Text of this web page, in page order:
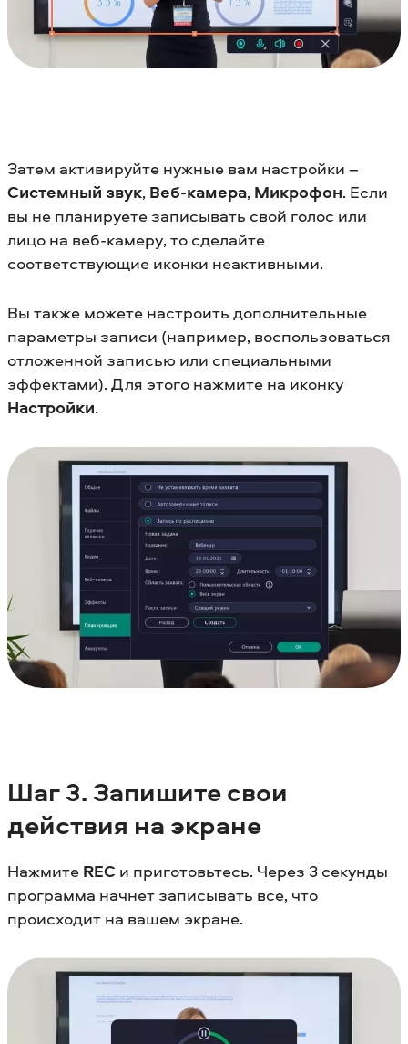
Затем активируйте нужные вам настройки –
Системный звук, Веб-камера, Микрофон. Если
вы не планируете записывать свой голос или
лицо на веб-камеру, то сделайте
соответствующие иконки неактивными.
Вы также можете настроить дополнительные
параметры записи (например, воспользоваться
отложенной записью или специальными
эффектами). Для этого нажмите на иконку
Настройки.
Шаг3. Запишите свои
действия на экране
Нажмите REC и приготовьтесь. Через 3 секунды
программа начнет записывать все, что
происходит на вашем экране.